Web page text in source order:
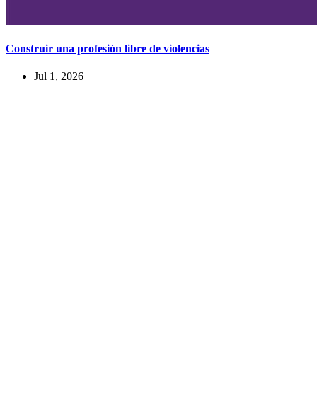
Construir una profesión libre de violencias
Jul 1, 2026